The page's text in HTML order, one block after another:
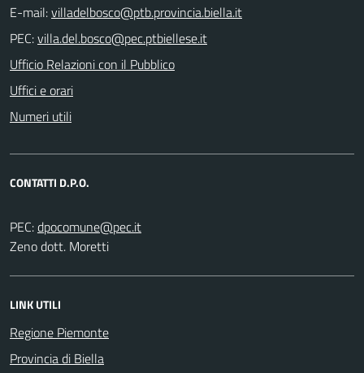
E-mail:
PEC:
Ufficio Relazioni con il Pubblico
Uffici e orari
Numeri utili
CONTATTI D.P.O.
PEC:
Zeno dott. Moretti
LINK UTILI
Regione Piemonte
Provincia di Biella